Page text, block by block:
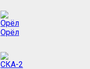
Орёл